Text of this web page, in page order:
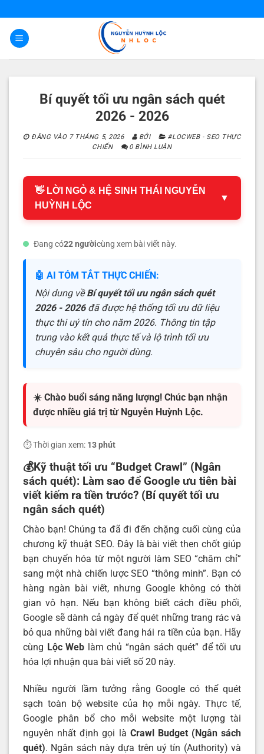
nội
dung
Bí quyết tối ưu ngân sách quét
2026 - 2026
ĐĂNG VÀO 7 THÁNG 5, 2026 BỞI
#LOCWEB - SEO THỰC
CHIẾN
0 BÌNH LUẬN
👋 LỜI NGỎ & HỆ SINH THÁI NGUYỄN
HUỲNH LỘC
▼
Đang có22 ngườicùng xem bài viết này.
🤖 AI TÓM TẮT THỰC CHIẾN:
Nội dung vềBí quyết tối ưu ngân sách quét
2026 - 2026đã được hệ thống tối ưu dữ liệu
thực thi uý tín cho năm 2026. Thông tin tập
trung vào kết quả thực tế và lộ trình tối ưu
chuyên sâu cho người dùng.
☀️ Chào buổi sáng năng lượng! Chúc bạn nhận
được nhiều giá trị từ Nguyễn Huỳnh Lộc.
⏱️ Thời gian xem: 13 phút
💰Kỹ thuật tối ưu “Budget Crawl” (Ngân
sách quét): Làm sao để Google ưu tiên bài
viết kiếm ra tiền trước? (Bí quyết tối ưu
ngân sách quét)
Chào bạn! Chúng ta đã đi đến chặng cuối cùng của
chương kỹ thuật SEO. Đây là bài viết then chốt giúp
bạn chuyển hóa từ một người làm SEO “chăm chỉ”
sang một nhà chiến lược SEO “thông minh”. Bạn có
hàng ngàn bài viết, nhưng Google không có thời
gian vô hạn. Nếu bạn không biết cách điều phối,
Google sẽ dành cả ngày để quét những trang rác và
bỏ qua những bài viết đang hái ra tiền của bạn. Hãy
cùng Lộc Web làm chủ “ngân sách quét” để tối ưu
hóa lợi nhuận qua bài viết số 20 này.
Nhiều người lầm tưởng rằng Google có thể quét
sạch toàn bộ website của họ mỗi ngày. Thực tế,
Google phân bổ cho mỗi website một lượng tài
nguyên nhất định gọi là Crawl Budget (Ngân sách
quét). Ngân sách này dựa trên uý tín (Authority) và